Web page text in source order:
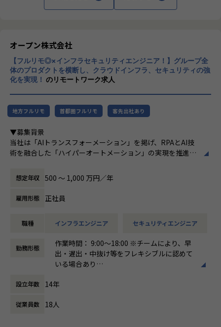
お客様の真のパートナーになることを目標としています。
・プロジェクトベースではなく、お客様ベースで仕事をして
いくため、よりお客様に深く入り込み「伴走型支援」として
お客様のデータ活用を促進させることができる点が醍醐味で
す。
適正に応じて、会社の指示する業務への異動を命じることが
■Mission：専門性と技術力、高度な分析ノ
ズに応えるため、私たちは「プロフェッショ
ナルサービスの大衆化」をミッションとして
掲げております。高い専門性を持った技術
力、深い経験から得られた多様性のある高度
な分析力をハイクオリティ＆ローコストで提
供することで、企業の競争優位確保に貢献す
ることを私たちは使命としております。
造」を掲げて、理想企業の創造に向け、「社
員全員が燃える会社」を目指しています。理
展する企業です。そして、社員全員が燃え続
ます。お客様に対する長期的な貢献を果たす
オープン株式会社
【フルリモ◎×インフラセキュリティエンジニア！】グループ全
体のプロダクトを横断し、クラウドインフラ、セキュリティの強
化を実現！ のリモートワーク求人
地方フルリモ 首都圏フルリモ 客先出社あり
▼募集背景
当社は「AIトランスフォーメーション」を掲げ、RPAとAI技
術を融合した「ハイパーオートメーション」の実現を推進し
支えるインフラ基盤・セキュリティ統制・監視体制を全社横
断で整備・強化していくフェーズにあります。
現在、一部プロダクトのAWSからGoogle Cloud への移行を
はじめ、各プロダクトの脆弱性対応やセキュリティガバナン
かつスケーラブルに進化させる中核メンバーを求めていま
▼求める人物像
「一流であれ」「自ら仕掛ける」「ヒトをつくる」「本気を
複数プロダクトを横断し、当事者意識を持って課題を完遂で
未整備の課題を自ら発見し、仕組みとして解決することにや
想定年収 500 〜 1,000 万円／年
雇用形態 正社員
職種 インフラエンジニア セキュリティエンジニア
勤務形態
作業時間： 9:00〜18:00 ※チームにより、早
出・遅出・中抜け等をフレキシブルに認めて
いる場合あり
時など）
休憩時間： 60分
設立年数 14年
従業員数 18人